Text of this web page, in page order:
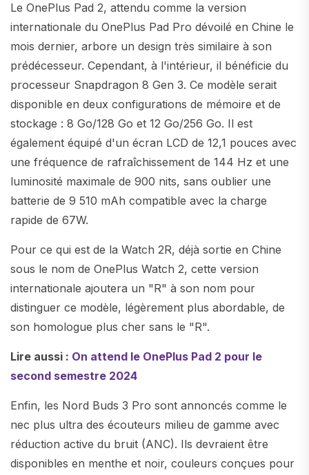
Le OnePlus Pad 2, attendu comme la version
internationale du OnePlus Pad Pro dévoilé en Chine le
mois dernier, arbore un design très similaire à son
prédécesseur. Cependant, à l'intérieur, il bénéficie du
processeur Snapdragon 8 Gen 3. Ce modèle serait
disponible en deux configurations de mémoire et de
stockage : 8 Go/128 Go et 12 Go/256 Go. Il est
également équipé d'un écran LCD de 12,1 pouces avec
une fréquence de rafraîchissement de 144 Hz et une
luminosité maximale de 900 nits, sans oublier une
batterie de 9 510 mAh compatible avec la charge
rapide de 67W.
Pour ce qui est de la Watch 2R, déjà sortie en Chine
sous le nom de OnePlus Watch 2, cette version
internationale ajoutera un "R" à son nom pour
distinguer ce modèle, légèrement plus abordable, de
son homologue plus cher sans le "R".
Lire aussi : On attend le OnePlus Pad 2 pour le
second semestre 2024
Enfin, les Nord Buds 3 Pro sont annoncés comme le
nec plus ultra des écouteurs milieu de gamme avec
réduction active du bruit (ANC). Ils devraient être
disponibles en menthe et noir, couleurs conçues pour